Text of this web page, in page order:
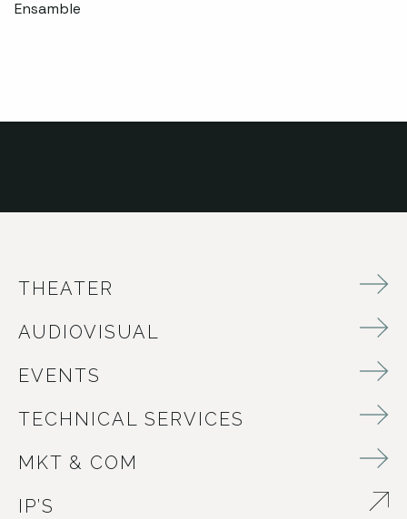
Ensamble
THEATER
AUDIOVISUAL
EVENTS
TECHNICAL SERVICES
MKT & COM
IP’S